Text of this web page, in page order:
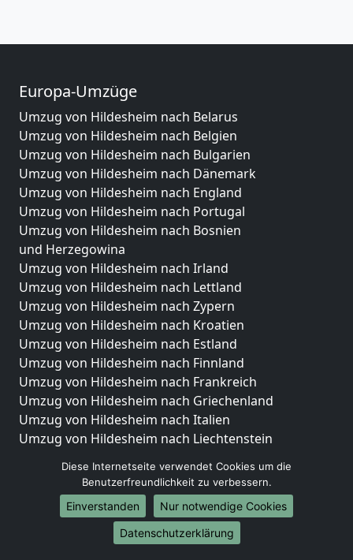
Europa-Umzüge
Umzug von Hildesheim nach Belarus
Umzug von Hildesheim nach Belgien
Umzug von Hildesheim nach Bulgarien
Umzug von Hildesheim nach Dänemark
Umzug von Hildesheim nach England
Umzug von Hildesheim nach Portugal
Umzug von Hildesheim nach Bosnien
und Herzegowina
Umzug von Hildesheim nach Irland
Umzug von Hildesheim nach Lettland
Umzug von Hildesheim nach Zypern
Umzug von Hildesheim nach Kroatien
Umzug von Hildesheim nach Estland
Umzug von Hildesheim nach Finnland
Umzug von Hildesheim nach Frankreich
Umzug von Hildesheim nach Griechenland
Umzug von Hildesheim nach Italien
Umzug von Hildesheim nach Liechtenstein
Umzug von Hildesheim nach Niederlande
Umzug von Hildesheim nach Norwegen
Umzüge-Deutschlandweit
Diese Internetseite verwendet Cookies um die
Benutzerfreundlichkeit zu verbessern.
Einverstanden
Nur notwendige Cookies
Datenschutzerklärung